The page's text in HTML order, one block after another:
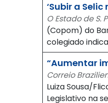
‘Subir a
O Estado de S.
(Copom) do
colegiado
“Aumentar
Correio
Luiza Sousa/
Legislativo na